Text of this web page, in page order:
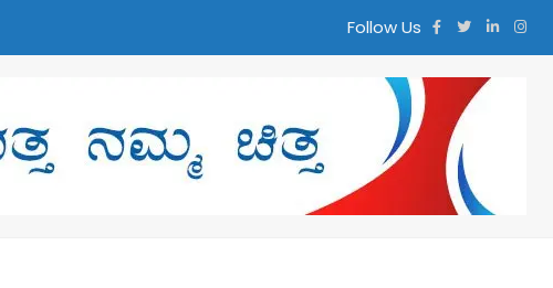
Follow Us